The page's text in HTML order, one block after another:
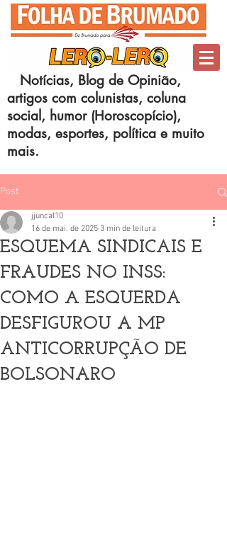
Notícias, Blog de Opinião,
artigos com colunistas, coluna
social, humor (Horoscopício),
modas, esportes, política e muito
mais.
Post
ESQUEMA SINDICAIS E
FRAUDES NO INSS:
COMO A ESQUERDA
DESFIGUROU A MP
ANTICORRUPÇÃO DE
BOLSONARO
jjuncal10
16 de mai. de 2025 3 min de leitura